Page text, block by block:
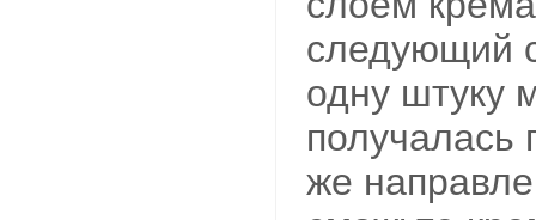
следующий
одну штуку
получалась
же